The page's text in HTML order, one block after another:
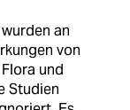
an
von
und
Studien